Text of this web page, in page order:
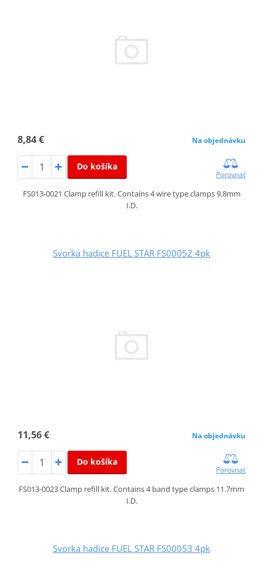
8,84 € Na objednávku
Do košíka
Porovnať
FS013-0021 Clamp refill kit. Contains 4 wire type clamps 9.8mm
I.D.
Svorka hadice FUEL STAR FS00052 4pk
11,56 € Na objednávku
Do košíka
Porovnať
FS013-0023 Clamp refill kit. Contains 4 band type clamps 11.7mm
I.D.
Svorka hadice FUEL STAR FS00053 4pk